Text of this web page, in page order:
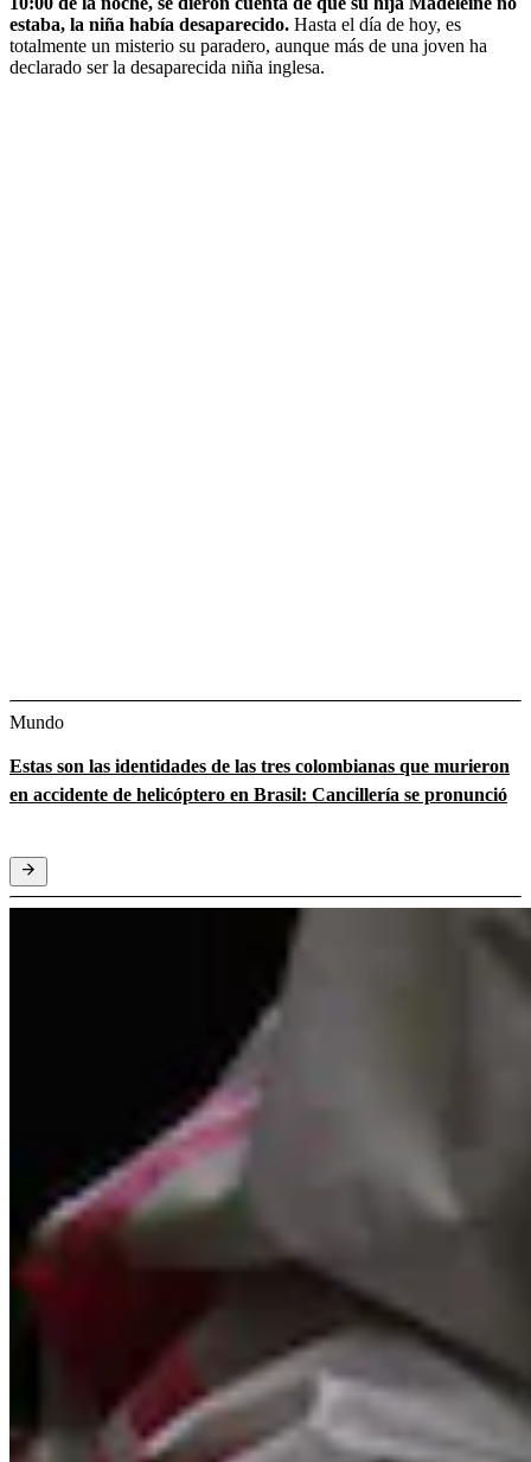
estaba, la niña había desaparecido. Hasta el día de hoy, es
totalmente un misterio su paradero, aunque más de una joven ha
declarado ser la desaparecida niña inglesa.
Mundo
Estas son las identidades de las tres colombianas que murieron
en accidente de helicóptero en Brasil: Cancillería se pronunció